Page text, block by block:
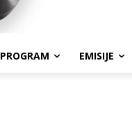
PROGRAM EMISIJE